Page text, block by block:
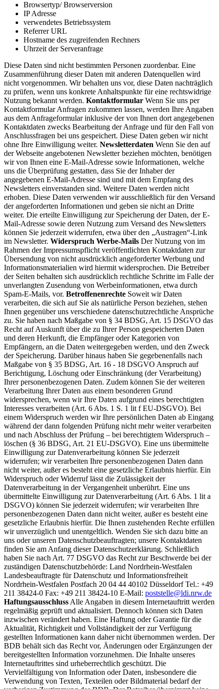
Browsertyp/ Browserversion
IP Adresse
verwendetes Betriebssystem
Referrer URL
Hostname des zugreifenden Rechners
Uhrzeit der Serveranfrage
Diese Daten sind nicht bestimmten Personen zuordenbar. Eine
Zusammenführung dieser Daten mit anderen Datenquellen wird
nicht vorgenommen. Wir behalten uns vor, diese Daten nachträglich
zu prüfen, wenn uns konkrete Anhaltspunkte für eine rechtswidrige
Nutzung bekannt werden. Kontaktformular Wenn Sie uns per
Kontaktformular Anfragen zukommen lassen, werden Ihre Angaben
aus dem Anfrageformular inklusive der von Ihnen dort angegebenen
Kontaktdaten zwecks Bearbeitung der Anfrage und für den Fall von
Anschlussfragen bei uns gespeichert. Diese Daten geben wir nicht
ohne Ihre Einwilligung weiter. Newsletterdaten Wenn Sie den auf
der Webseite angebotenen Newsletter beziehen möchten, benötigen
wir von Ihnen eine E-Mail-Adresse sowie Informationen, welche
uns die Überprüfung gestatten, dass Sie der Inhaber der
angegebenen E-Mail-Adresse sind und mit dem Empfang des
Newsletters einverstanden sind. Weitere Daten werden nicht
erhoben. Diese Daten verwenden wir ausschließlich für den Versand
der angeforderten Informationen und geben sie nicht an Dritte
weiter. Die erteilte Einwilligung zur Speicherung der Daten, der E-
Mail-Adresse sowie deren Nutzung zum Versand des Newsletters
können Sie jederzeit widerrufen, etwa über den „Austragen“-Link
im Newsletter. Widerspruch Werbe-Mails Der Nutzung von im
Rahmen der Impressumspflicht veröffentlichten Kontaktdaten zur
Übersendung von nicht ausdrücklich angeforderter Werbung und
Informationsmaterialien wird hiermit widersprochen. Die Betreiber
der Seiten behalten sich ausdrücklich rechtliche Schritte im Falle der
unverlangten Zusendung von Werbeinformationen, etwa durch
Spam-E-Mails, vor. Betroffenenrechte Soweit wir Daten
verarbeiten, die sich auf Sie als natürliche Person beziehen, stehen
Ihnen gegenüber uns verschiedene datenschutzrechtliche Ansprüche
zu. Sie haben nach Maßgabe von § 34 BDSG, Art. 15 DSGVO das
Recht auf Auskunft über die zu Ihrer Person gespeicherten Daten
und deren Herkunft, die Empfänger oder Kategorien von
Empfängern, an die Daten weitergegeben werden, und den Zweck
der Speicherung. Darüber hinaus haben Sie gegebenenfalls nach
Maßgabe von § 35 BDSG, Art. 16 - 18 DSGVO Anspruch auf
Berichtigung, Löschung oder Einschränkung (der Verarbeitung)
Ihrer personenbezogenen Daten. Zudem können Sie der weiteren
Verarbeitung Ihrer Daten aus einem besonderen Grund
widersprechen, wenn wir Ihre Daten aufgrund eines berechtigten
Interesses verarbeiten (Art. 6 Abs. 1 S. 1 lit f EU-DSGVO). Bei
einem Widerspruch werden wir Ihre persönlichen Daten ab Eingang
während der dann folgenden Prüfung nicht mehr weiter verarbeiten
und nach Abschluss der Prüfung – bei berechtigtem Widerspruch –
löschen (§ 36 BDSG, Art. 21 EU-DSGVO). Eine uns übermittelte
Einwilligung zur Datenverarbeitung können Sie jederzeit
widerrufen; wir verarbeiten Ihre personenbezogenen Daten dann
nicht weiter, außer es besteht eine gesetzliche Erlaubnis hierfür. Ein
Widerspruch oder Widerruf lässt die Zulässigkeit der
Datenverarbeitung in der Vergangenheit unberührt. Eine uns
übermittelte Einwilligung zur Datenverarbeitung (Art. 6 Abs. 1 lit a
DSGVO) können Sie jederzeit widerrufen; wir verarbeiten Ihre
personenbezogenen Daten dann nicht weiter, außer es besteht eine
gesetzliche Erlaubnis hierfür. Die Ihnen zustehenden Rechte erfüllen
wir unverzüglich und unentgeltlich. Wenden Sie sich dazu bitte an
uns oder unseren Datenschutzbeauftragten; unsere Kontaktdaten
finden Sie am Anfang dieser Datenschutzerklärung. Schließlich
haben Sie nach Art. 77 DSGVO das Recht zur Beschwerde bei der
zuständigen Datenschutzbehörde: Land Nordrhein-Westfalen
Landesbeauftragte für Datenschutz und Informationsfreiheit
Nordrhein-Westfalen Postfach 20 04 44 40102 Düsseldorf Tel.: +49
211 38424-0 Fax: +49 211 38424-10 E-Mail: poststelle@ldi.nrw.de
Haftungsausschluss Alle Angaben in diesem Internetauftritt werden
regelmäßig geprüft und aktualisiert. Dennoch können sich Daten
inzwischen verändert haben. Eine Haftung oder Garantie für die
Aktualität, Richtigkeit und Vollständigkeit der zur Verfügung
gestellten Informationen kann daher nicht übernommen werden. Der
BDB behält sich das Recht vor, Änderungen oder Ergänzungen der
bereitgestellten Information vorzunehmen. Die Inhalte unseres
Internetauftrittes sind urheberrechtlich geschützt. Die
Vervielfältigung von Information oder Daten, insbesondere die
Verwendung von Texten, Texteilen oder Bildmaterial bedarf der